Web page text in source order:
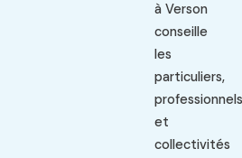
à Verson
conseille
les
particuliers,
professionnels
et
collectivités